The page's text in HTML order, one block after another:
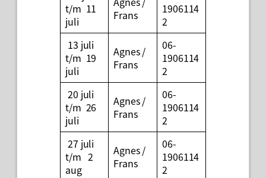
t/m 11
juli
Frans
1906114
2
13 juli
t/m 19
juli
Agnes /
Frans
06-
1906114
2
20 juli
t/m 26
juli
Agnes /
Frans
06-
1906114
2
27 juli
t/m 2
aug
Agnes /
Frans
06-
1906114
2